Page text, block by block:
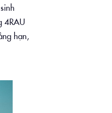
4RAU
hạn,